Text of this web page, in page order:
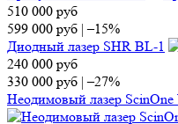
510 000 руб
599 000 руб |–15%
Диодный лазер SHR BL-1
240 000 руб
330 000 руб |–27%
Неодимовый лазер ScinOne